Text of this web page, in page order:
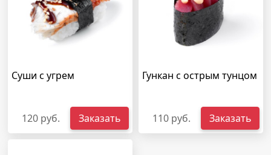
Суши с угрем
120 руб. Заказать
Гункан с острым тунцом
110 руб. Заказать